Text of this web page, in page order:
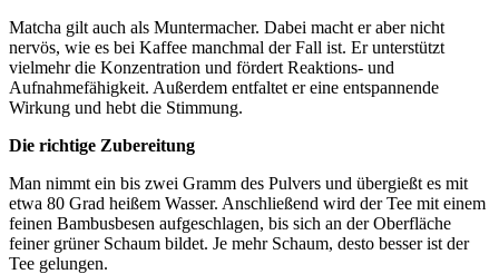
Matcha gilt auch als Muntermacher. Dabei macht er aber nicht
nervös, wie es bei Kaffee manchmal der Fall ist. Er unterstützt
vielmehr die Konzentration und fördert Reaktions- und
Aufnahmefähigkeit. Außerdem entfaltet er eine entspannende
Wirkung und hebt die Stimmung.
Die richtige Zubereitung
Man nimmt ein bis zwei Gramm des Pulvers und übergießt es mit
etwa 80 Grad heißem Wasser. Anschließend wird der Tee mit einem
feinen Bambusbesen aufgeschlagen, bis sich an der Oberfläche
feiner grüner Schaum bildet. Je mehr Schaum, desto besser ist der
Tee gelungen.